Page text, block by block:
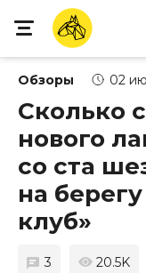
Обзоры 02
Сколько
нового
со ста
на
клуб»
3 20.5K